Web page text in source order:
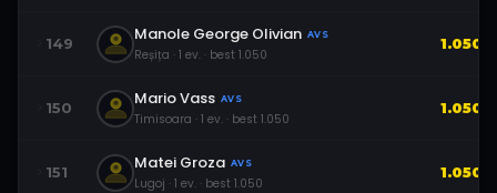
149 Manole George Olivian AVS
Reșița · 1 ev. · best 1.050
1.050
150 Mario Vass AVS
Timisoara · 1 ev. · best 1.050
1.050
151 Matei Groza AVS
Lugoj · 1 ev. · best 1.050
1.050